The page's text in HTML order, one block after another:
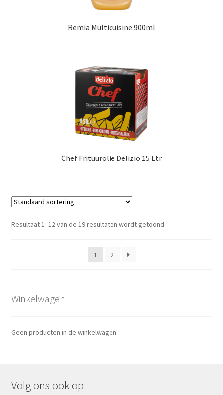
Remia Multicuisine 900ml
Chef Frituurolie Delizio 15 Ltr
Resultaat 1–12 van de 19 resultaten wordt getoond
1 2
Winkelwagen
Geen producten in de winkelwagen.
Volg ons ook op